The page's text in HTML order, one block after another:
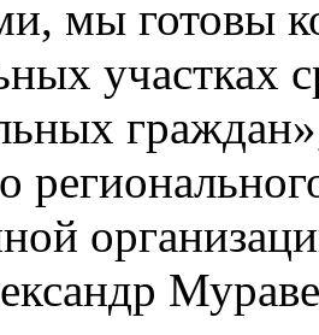
мы готовы
участках